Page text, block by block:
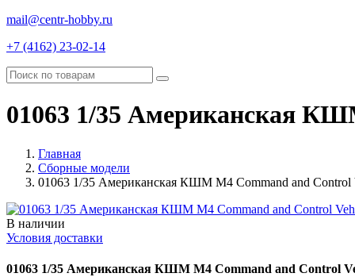
mail@centr-hobby.ru
+7 (4162) 23-02-14
01063 1/35 Американская
Главная
Сборные модели
01063 1/35 Американская КШМ M4 Command and Control
В наличии
Условия доставки
01063 1/35 Американская КШМ M4 Command and Control